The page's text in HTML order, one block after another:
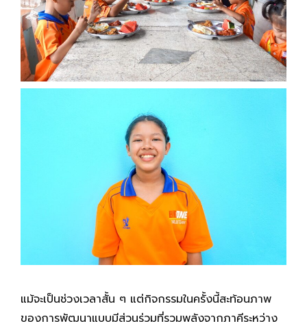
แม้จะเป็นช่วงเวลาสั้น ๆ แต่กิจกรรมในครั้งนี้สะท้อนภาพ
ของการพัฒนาแบบมีส่วนร่วมที่รวมพลังจากภาคีระหว่าง